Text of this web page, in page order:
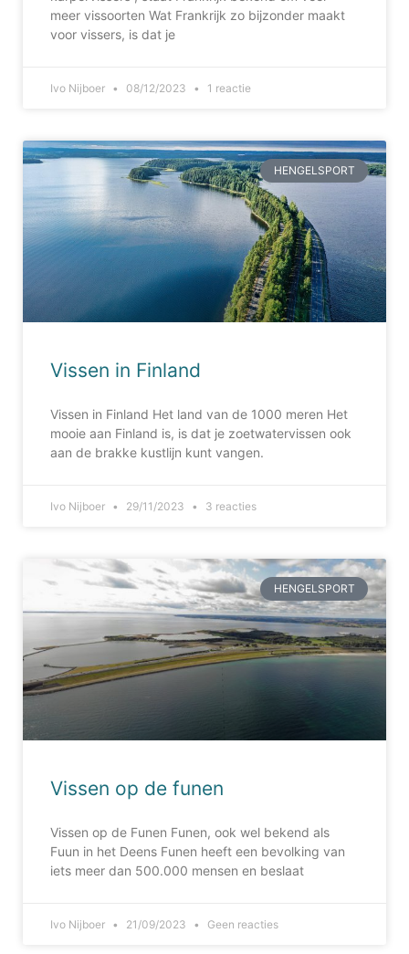
meer vissoorten Wat Frankrijk zo bijzonder maakt
voor vissers, is dat je
Ivo Nijboer 08/12/2023 1 reactie
HENGELSPORT
Vissen in Finland
Vissen in Finland Het land van de 1000 meren Het
mooie aan Finland is, is dat je zoetwatervissen ook
aan de brakke kustlijn kunt vangen.
Ivo Nijboer 29/11/2023 3 reacties
HENGELSPORT
Vissen op de funen
Vissen op de Funen Funen, ook wel bekend als
Fuun in het Deens Funen heeft een bevolking van
iets meer dan 500.000 mensen en beslaat
Ivo Nijboer 21/09/2023 Geen reacties